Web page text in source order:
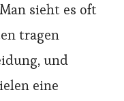
sieht es oft
tragen
und
eine